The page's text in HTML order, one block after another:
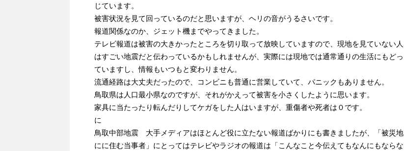
じています。
被害状況を見て回っているのだと思いますが、ヘリの音がうるさいです。
報道関係なのか、ジェット機までやってきました。
テレビ報道は被害の大きかったところを切り取って放映していますので、現地を見ていない人
はすごい地震だと伝わっているかもしれませんが、実際には現地では通常通りの生活にもどっ
ていますし、情報もいつもと変わりません。
流通経路は大丈夫だったので、コンビニも普通に営業していて、パニックもありません。
鳥取県は人口最小県なのですが、それがかえって被害を小さくしたように思います。
家具に当たったり転んだりしてケガをした人はいますが、重傷者や死者は０です。
に
鳥取中部地震 大手メディアはほとんど役に立たない報道ばかりにも書きましたが、「被災地
にに住む当事者」にとってはテレビやラジオの報道は「こんなこと今伝えてもなんにもならな